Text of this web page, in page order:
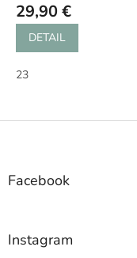
29,90 €
DETAIL
23
Z
Facebook
Instagram